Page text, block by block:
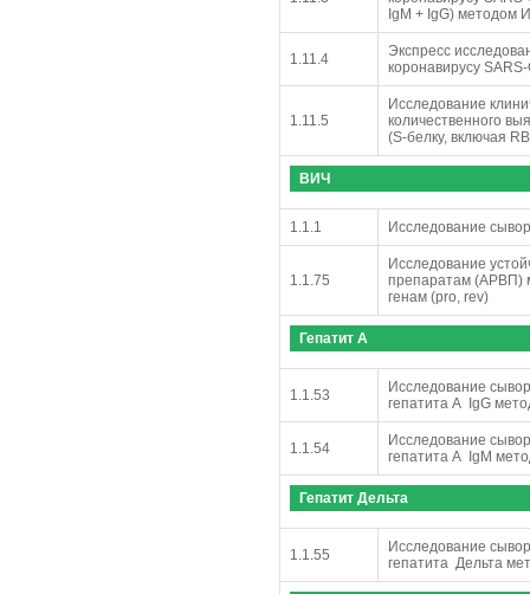
IgМ + IgG) методом
1.11.4
Экспресс
коронавирусу
1.11.5
Исследование
количественного
(S-белку, включая
ВИЧ
1.1.1 Исследование
1.1.75
Исследование
препаратам (АРВП)
генам (pro, rev)
Гепатит А
1.1.53
Исследование
гепатита А IgG
1.1.54
Исследование
гепатита А IgM
Гепатит Дельта
1.1.55
Исследование
гепатита Дельта